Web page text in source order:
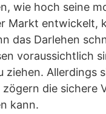
wie hoch seine
Markt entwickelt,
das Darlehen
voraussichtlich
ziehen. Allerdings
die sichere
kann.